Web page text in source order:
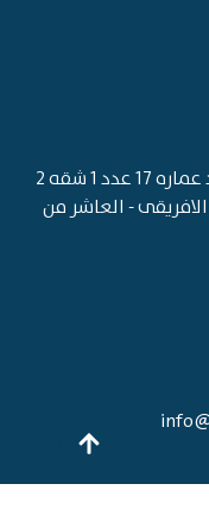
مجمع عبد المقصود عماره 17 عدد 1 شقه 2
- العاشر من